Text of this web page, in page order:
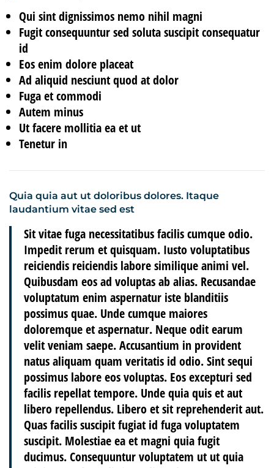
Qui sint dignissimos nemo nihil magni
Fugit consequuntur sed soluta suscipit consequatur
id
Eos enim dolore placeat
Ad aliquid nesciunt quod at dolor
Fuga et commodi
Autem minus
Ut facere mollitia ea et ut
Tenetur in
Quia quia aut ut doloribus dolores. Itaque
laudantium vitae sed est
Sit vitae fuga necessitatibus facilis cumque odio.
Impedit rerum et quisquam. Iusto voluptatibus
reiciendis reiciendis labore similique animi vel.
Quibusdam eos ad voluptas ab alias. Recusandae
voluptatum enim aspernatur iste blanditiis
possimus quae. Unde cumque maiores
doloremque et aspernatur. Neque odit earum
velit veniam saepe. Accusantium in provident
natus aliquam quam veritatis id odio. Sint sequi
possimus labore eos voluptas. Eos excepturi sed
facilis repellat tempore. Unde quia quis et aut
libero repellendus. Libero et sit reprehenderit aut.
Quas facilis suscipit fugiat id fuga voluptatem
suscipit. Molestiae ea et magni quia fugit
ducimus. Consequuntur voluptatem ut ut quia